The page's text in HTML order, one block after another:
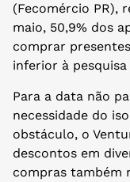
(Fecomércio PR),
maio, 50,9% dos
comprar
inferior à pesquisa
Para a data não
necessidade do
obstáculo, o
descontos em
compras também